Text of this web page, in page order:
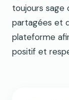
toujours sage
partagées et
plateforme
positif et